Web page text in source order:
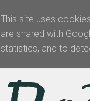
This site uses
are shared with
statistics, and to